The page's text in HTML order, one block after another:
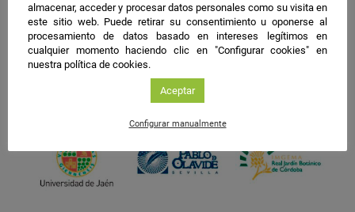
almacenar, acceder y procesar datos personales como su visita en
este sitio web. Puede retirar su consentimiento u oponerse al
procesamiento de datos basado en intereses legítimos en
cualquier momento haciendo clic en "Configurar cookies" en
nuestra política de cookies.
Aceptar
Configurar manualmente